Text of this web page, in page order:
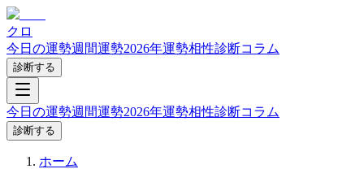
クロ
今日の運勢週間運勢2026年運勢相性診断コラム
診断する
今日の運勢週間運勢2026年運勢相性診断コラム
診断する
ホーム